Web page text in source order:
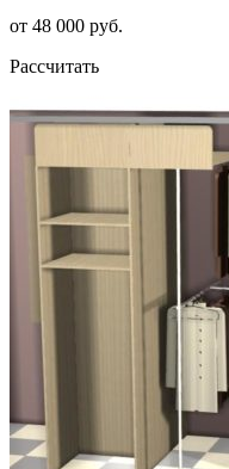
от 48 000 руб.
Рассчитать